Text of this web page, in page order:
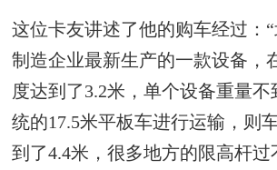
这位卡友讲述了他的购车经过：
制造企业最新生产的一款设备，
度达到了3.2米，单个设备重量不
统的17.5米平板车进行运输，则
到了4.4米，很多地方的限高杆